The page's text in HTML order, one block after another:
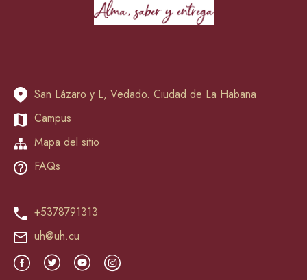
San Lázaro y L, Vedado. Ciudad de La Habana
Campus
Mapa del sitio
FAQs
+5378791313
uh@uh.cu